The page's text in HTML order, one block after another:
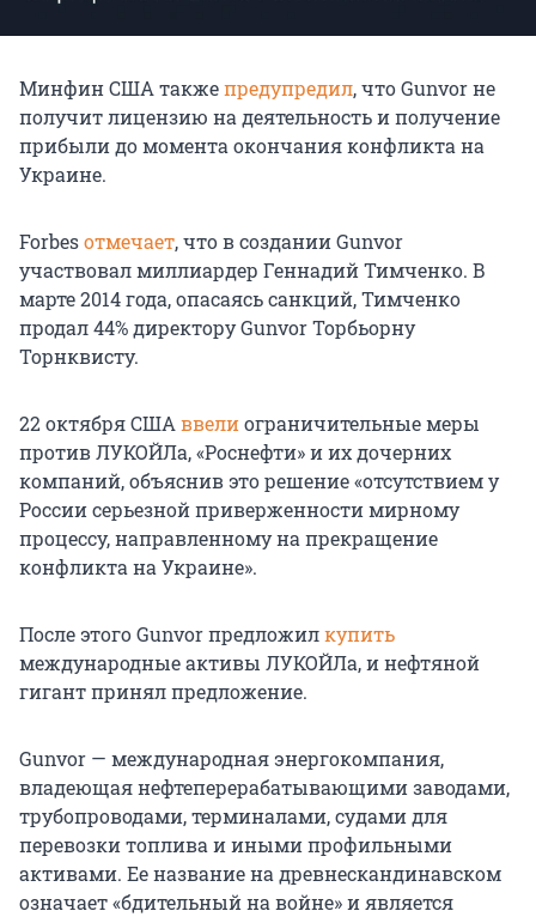
Минфин США такжепредупредил, что Gunvor не
получит лицензию на деятельность и получение
прибыли до момента окончания конфликта на
Украине.
Forbesотмечает, что в создании Gunvor
участвовал миллиардер Геннадий Тимченко. В
марте 2014 года, опасаясь санкций, Тимченко
продал 44% директору Gunvor Торбьорну
Торнквисту.
22 октября США ввелиограничительные меры
против ЛУКОЙЛа, «Роснефти» и их дочерних
компаний, объяснив это решение «отсутствием у
России серьезной приверженности мирному
процессу, направленному на прекращение
конфликта на Украине».
После этого Gunvor предложилкупить
международные активы ЛУКОЙЛа, и нефтяной
гигант принял предложение.
Gunvor — международная энергокомпания,
владеющая нефтеперерабатывающими заводами,
трубопроводами, терминалами, судами для
перевозки топлива и иными профильными
активами. Ее название на древнескандинавском
означает «бдительный на войне» и является